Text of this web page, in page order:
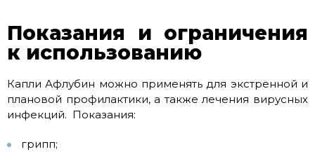
Показания и ограничения
к использованию
Капли Афлубин можно применять для экстренной и
плановой профилактики, а также лечения вирусных
инфекций. Показания:
грипп;